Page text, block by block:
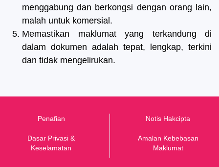
menggabung dan berkongsi dengan orang lain,
malah untuk komersial.
Memastikan maklumat yang terkandung di
dalam dokumen adalah tepat, lengkap, terkini
dan tidak mengelirukan.
Penafian
Dasar Privasi &
Keselamatan
Notis Hakcipta
Amalan Kebebasan
Maklumat